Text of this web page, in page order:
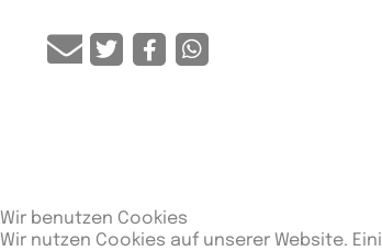
Wir benutzen Cookies
Wir nutzen Cookies auf unserer Website.